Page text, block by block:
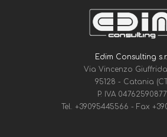
Edim Consulting
Via Vincenzo
95128 - Catania
P. IVA 04762590877
Tel.
+39095445566 - Fax